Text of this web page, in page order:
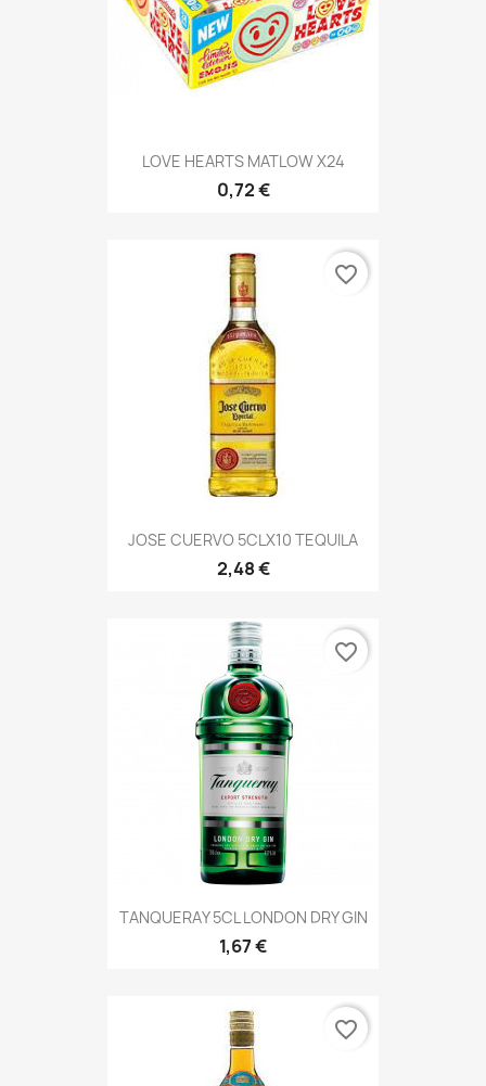
LOVE HEARTS MATLOW X24
0,72 €
JOSE CUERVO 5CLX10 TEQUILA
2,48 €
favorite_border
TANQUERAY 5CL LONDON DRY GIN
1,67 €
favorite_border
favorite_border